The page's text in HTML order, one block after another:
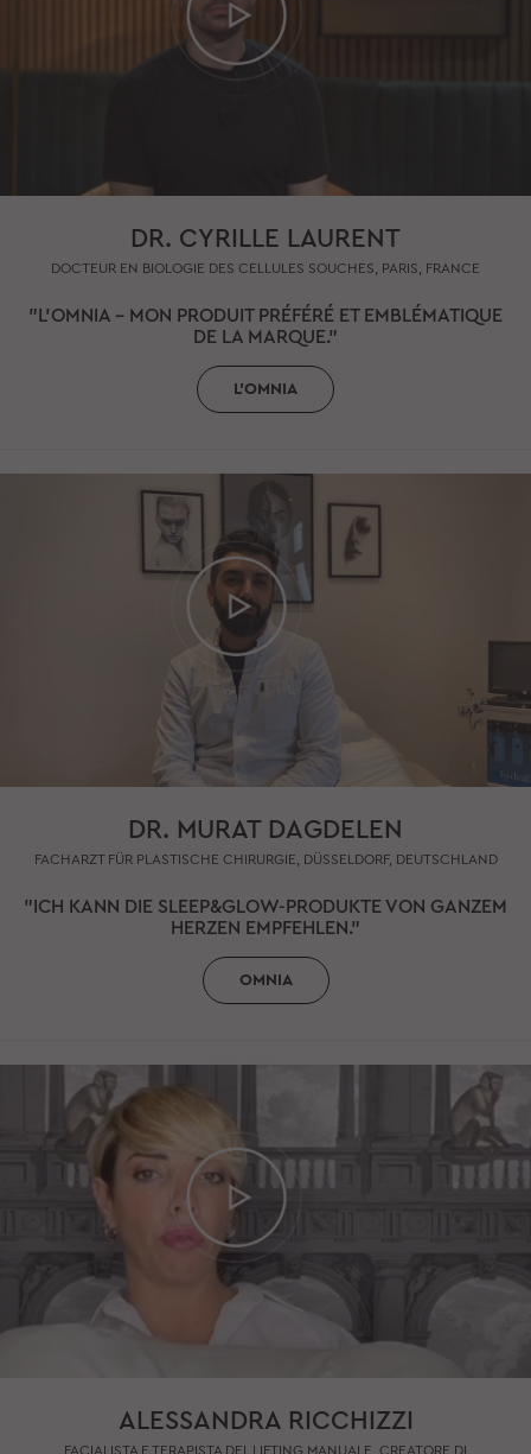
DR. CYRILLE LAURENT
DOCTEUR EN BIOLOGIE DES CELLULES SOUCHES, PARIS, FRANCE
"L’OMNIA - MON PRODUIT PRÉFÉRÉ ET EMBLÉMATIQUE
DE LA MARQUE."
L'OMNIA
DR. MURAT DAGDELEN
FACHARZT FÜR PLASTISCHE CHIRURGIE, DÜSSELDORF, DEUTSCHLAND
"ICH KANN DIE SLEEP&GLOW-PRODUKTE VON GANZEM
HERZEN EMPFEHLEN."
OMNIA
ALESSANDRA RICCHIZZI
FACIALISTA E TERAPISTA DEL LIFTING MANUALE, CREATORE DI